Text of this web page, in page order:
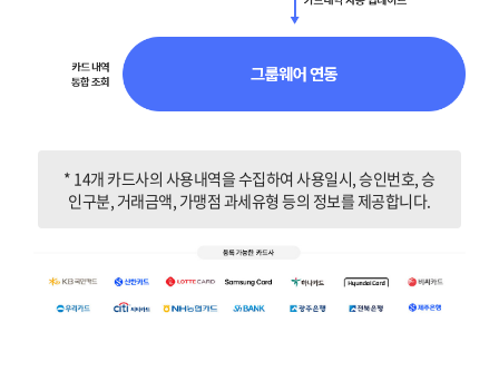
* 14개 카드사의 사용내역을 수집하여 사용일시, 승인번호, 승
인구분, 거래금액, 가맹점 과세유형 등의 정보를 제공합니다.